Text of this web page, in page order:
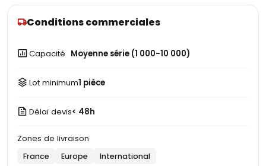
Conditions commerciales
Capacité Moyenne série (1 000-10 000)
Lot minimum1 pièce
Délai devis< 48h
Zones de livraison
France Europe International